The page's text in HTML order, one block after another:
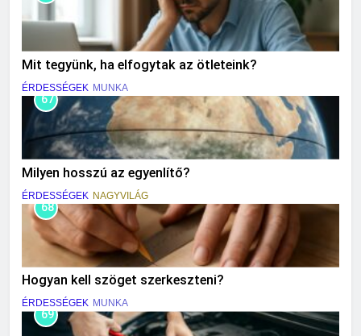
Mit tegyünk, ha elfogytak az ötleteink?
ÉRDESSÉGEK MUNKA
67
Milyen hosszú az egyenlítő?
ÉRDESSÉGEK NAGYVILÁG
68
Hogyan kell szöget szerkeszteni?
ÉRDESSÉGEK MUNKA
69